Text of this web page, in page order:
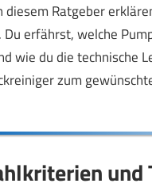
Ratgeber
erfährst, welche
wie du die technische
zum
und